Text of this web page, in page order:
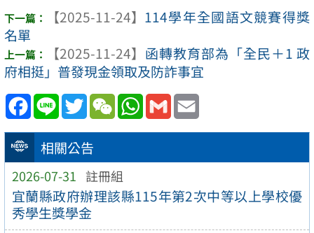
相關公告
2026-07-31 註冊組
宜蘭縣政府辦理該縣115年第2次中等以上學校優
秀學生獎學金
【2025-11-24】 114學年全國語文競賽得獎
名單
【2025-11-24】 函轉教育部為「全民＋1 政
府相挺」普發現金領取及防詐事宜
Facebook
Line TwitterWeChatWhatsApp
Gmail